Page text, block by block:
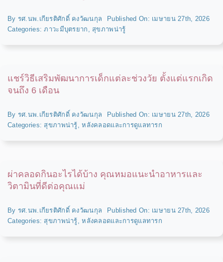
By รศ.นพ.เกียรติศักดิ์ คงวัฒนกุล
Published On: เมษายน 27th, 2026
Categories:ภาวะมีบุตรยาก สุขภาพน่ารู้
แชร์วิธีเสริมพัฒนาการเด็กแต่ละช่วงวัย ตั้งแต่แรกเกิด
จนถึง 6 เดือน
By รศ.นพ.เกียรติศักดิ์ คงวัฒนกุล
Published On: เมษายน 27th, 2026
Categories: สุขภาพน่ารู้ ,หลังคลอดและการดูแลทารก
ผ่าคลอดกินอะไรได้บ้าง คุณหมอแนะนำอาหารและ
วิตามินที่ดีต่อคุณแม่
By รศ.นพ.เกียรติศักดิ์ คงวัฒนกุล
Published On: เมษายน 27th, 2026
Categories: สุขภาพน่ารู้ ,หลังคลอดและการดูแลทารก